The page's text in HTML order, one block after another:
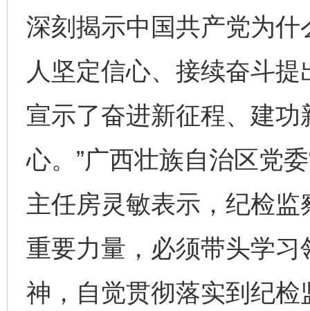
深刻揭示中国共产党为
人坚定信心、接续奋斗提
宣示了奋进新征程、建
心。”广西壮族自治区党
主任房灵敏表示，纪检
重要力量，必须带头学
神，自觉贯彻落实到纪